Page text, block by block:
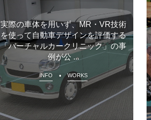
実際の車体を用いず、MR・VR技術
を使って自動車デザインを評価する
「バーチャルカークリニック」の事
例が公 ...
INFO WORKS